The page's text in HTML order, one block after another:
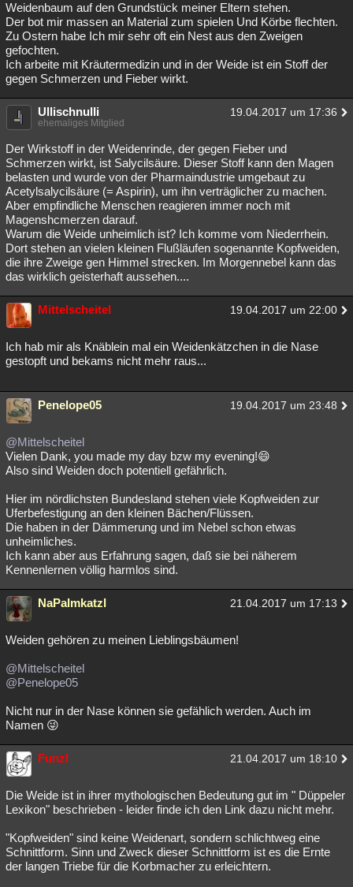
Weidenbaum auf den Grundstück meiner Eltern stehen.
Der bot mir massen an Material zum spielen Und Körbe flechten.
Zu Ostern habe Ich mir sehr oft ein Nest aus den Zweigen
gefochten.
Ich arbeite mit Kräutermedizin und in der Weide ist ein Stoff der
gegen Schmerzen und Fieber wirkt.
Ullischnulli 19.04.2017 um 17:36
ehemaliges Mitglied
Der Wirkstoff in der Weidenrinde, der gegen Fieber und
Schmerzen wirkt, ist Salycilsäure. Dieser Stoff kann den Magen
belasten und wurde von der Pharmaindustrie umgebaut zu
Acetylsalycilsäure (= Aspirin), um ihn verträglicher zu machen.
Aber empfindliche Menschen reagieren immer noch mit
Magenshcmerzen darauf.
Warum die Weide unheimlich ist? Ich komme vom Niederrhein.
Dort stehen an vielen kleinen Flußläufen sogenannte Kopfweiden,
die ihre Zweige gen Himmel strecken. Im Morgennebel kann das
das wirklich geisterhaft aussehen....
Mittelscheitel 19.04.2017 um 22:00
Ich hab mir als Knäblein mal ein Weidenkätzchen in die Nase
gestopft und bekams nicht mehr raus...
Penelope05 19.04.2017 um 23:48
@Mittelscheitel
Vielen Dank, you made my day bzw my evening!😄
Also sind Weiden doch potentiell gefährlich.
Hier im nördlichsten Bundesland stehen viele Kopfweiden zur
Uferbefestigung an den kleinen Bächen/Flüssen.
Die haben in der Dämmerung und im Nebel schon etwas
unheimliches.
Ich kann aber aus Erfahrung sagen, daß sie bei näherem
Kennenlernen völlig harmlos sind.
NaPalmkatzl 21.04.2017 um 17:13
Weiden gehören zu meinen Lieblingsbäumen!
@Mittelscheitel
@Penelope05
Nicht nur in der Nase können sie gefählich werden. Auch im
Namen 😜
Funzl 21.04.2017 um 18:10
Die Weide ist in ihrer mythologischen Bedeutung gut im " Düppeler
Lexikon" beschrieben - leider finde ich den Link dazu nicht mehr.
"Kopfweiden" sind keine Weidenart, sondern schlichtweg eine
Schnittform. Sinn und Zweck dieser Schnittform ist es die Ernte
der langen Triebe für die Korbmacher zu erleichtern.